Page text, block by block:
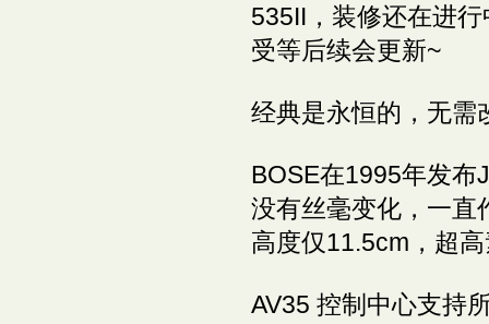
535II，装修还在进
受等后续会更新~
经典是永恒的，无需
BOSE在1995年发布
没有丝毫变化，一直
高度仅11.5cm，超
AV35 控制中心支持